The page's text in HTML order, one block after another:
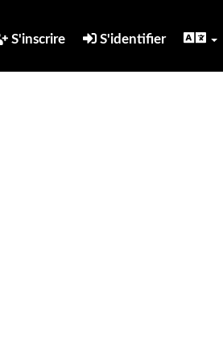
S'inscrire S'identifier